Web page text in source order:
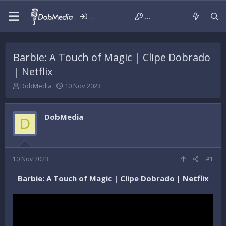
Iniciar sessão Criar conta
Barbie: A Touch of Magic | Clipe Dobrado
| Netflix
T
r
e
a
d
t
a
r
t
r
DobMedia
D
t
a
d
n
c
i
10 Nov 2023
D DobMedia
10 Nov 2023 #1
Barbie: A Touch of Magic | Clipe Dobrado | Netflix